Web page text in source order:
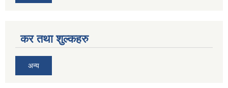
कर तथा शुल्कहरु
अन्य